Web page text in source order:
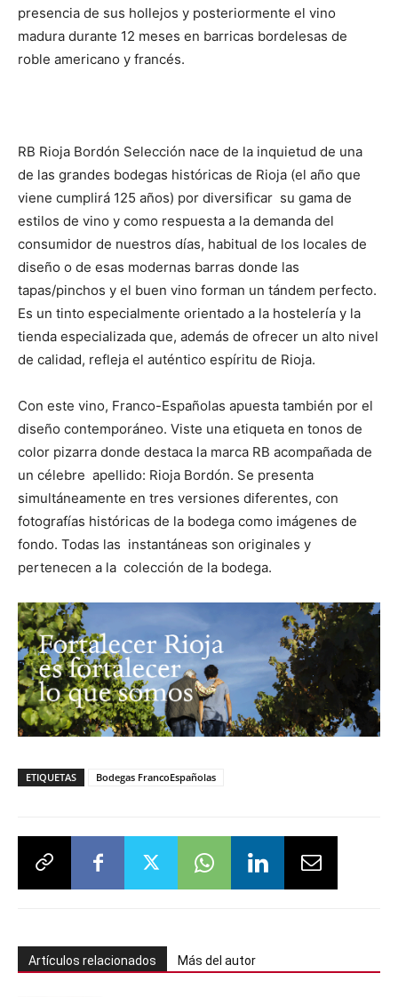
presencia de sus hollejos y posteriormente el vino
madura durante 12 meses en barricas bordelesas de
roble americano y francés.
RB Rioja Bordón Selección nace de la inquietud de una
de las grandes bodegas históricas de Rioja (el año que
viene cumplirá 125 años) por diversificar su gama de
estilos de vino y como respuesta a la demanda del
consumidor de nuestros días, habitual de los locales de
diseño o de esas modernas barras donde las
tapas/pinchos y el buen vino forman un tándem perfecto.
Es un tinto especialmente orientado a la hostelería y la
tienda especializada que, además de ofrecer un alto nivel
de calidad, refleja el auténtico espíritu de Rioja.
Con este vino, Franco-Españolas apuesta también por el
diseño contemporáneo. Viste una etiqueta en tonos de
color pizarra donde destaca la marca RB acompañada de
un célebre apellido: Rioja Bordón. Se presenta
simultáneamente en tres versiones diferentes, con
fotografías históricas de la bodega como imágenes de
fondo. Todas las instantáneas son originales y
pertenecen a la colección de la bodega.
ETIQUETAS Bodegas FrancoEspañolas
Artículos relacionados Más del autor